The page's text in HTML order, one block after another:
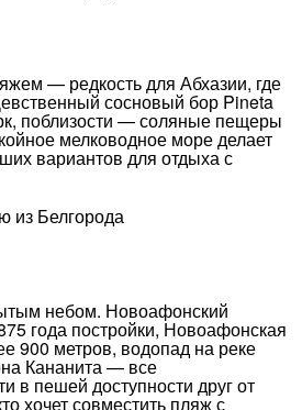
— редкость для Абхазии, где
сосновый бор Pineta
поблизости — соляные пещеры
мелководное море делает
вариантов для отдыха с
небом. Новоафонский
года постройки, Новоафонская
900 метров, водопад на реке
Кананита — все
в пешей доступности друг от
хочет совместить пляж с